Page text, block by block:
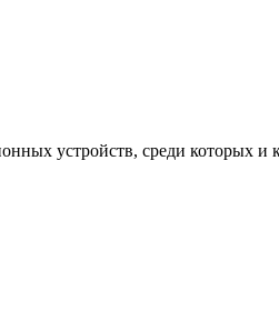
устройств, среди которых